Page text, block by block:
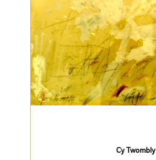
Cy Twombly